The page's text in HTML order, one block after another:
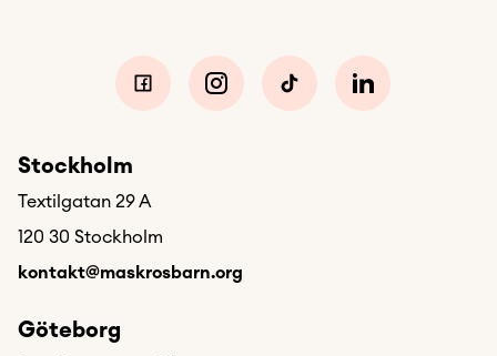
Stockholm
Textilgatan 29 A
120 30 Stockholm
kontakt@maskrosbarn.org
Göteborg